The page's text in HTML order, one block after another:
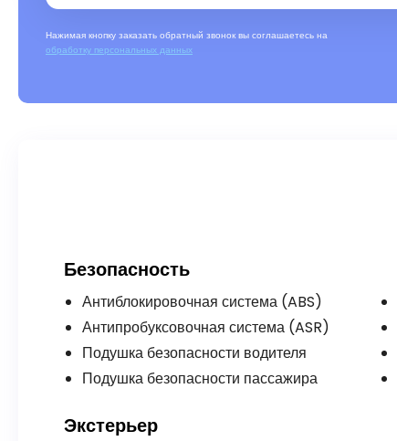
Нажимая кнопку заказать обратный звонок вы соглашаетесь на
обработку персональных данных
Безопасность
Антиблокировочная система (ABS)
Антипробуксовочная система (ASR)
Подушка безопасности водителя
Подушка безопасности пассажира
Экстерьер